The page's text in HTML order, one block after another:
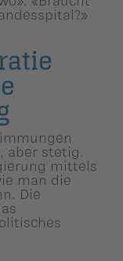
stetig.
mittels
man die
Die